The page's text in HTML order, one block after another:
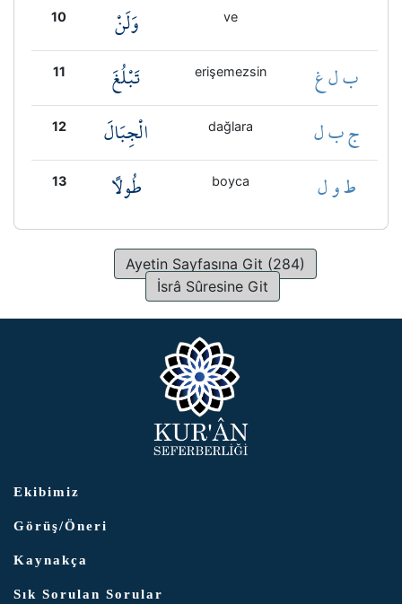
10 وَلَنْ ve
11 تَبْلُغَ erişemezsin ب ل غ
12 الْجِبَالَ dağlara ج ب ل
13 طُولًا boyca ط و ل
Ayetin Sayfasına Git (284)
İsrâ Sûresine Git
Ekibimiz
Görüş/Öneri
Kaynakça
Sık Sorulan Sorular